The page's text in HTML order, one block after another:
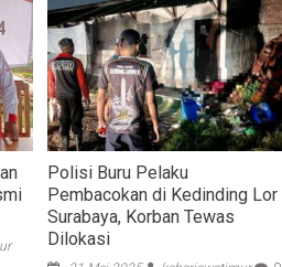
Polisi Buru Pelaku
Pembacokan di Kedinding Lor
Surabaya, Korban Tewas
Dilokasi